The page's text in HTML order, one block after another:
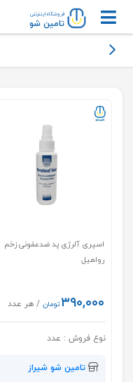
فروشگاه اینترنتی
تامین شو
اسپری آلرژی پد ضدعفونی زخم
رواهیل
۳۹۰,۰۰۰تومان / هر عدد
نوع فروش : عدد
تامین شو شیراز